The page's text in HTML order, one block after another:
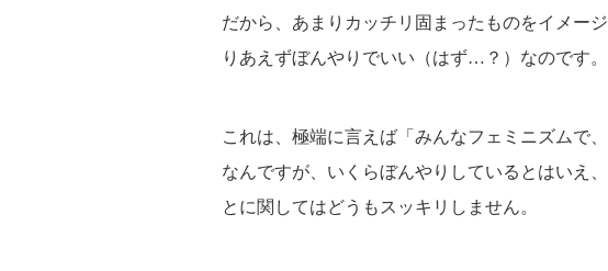
だから、あまりカッチリ固まったものをイメー
りあえずぼんやりでいい（はず…？）なのです。
これは、極端に言えば「みんなフェミニズム
なんですが、いくらぼんやりしているとはいえ
とに関してはどうもスッキリしません。